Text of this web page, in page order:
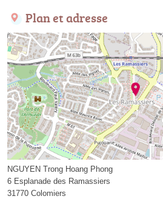
Plan et adresse
NGUYEN Trong Hoang Phong
6 Esplanade des Ramassiers
31770 Colomiers